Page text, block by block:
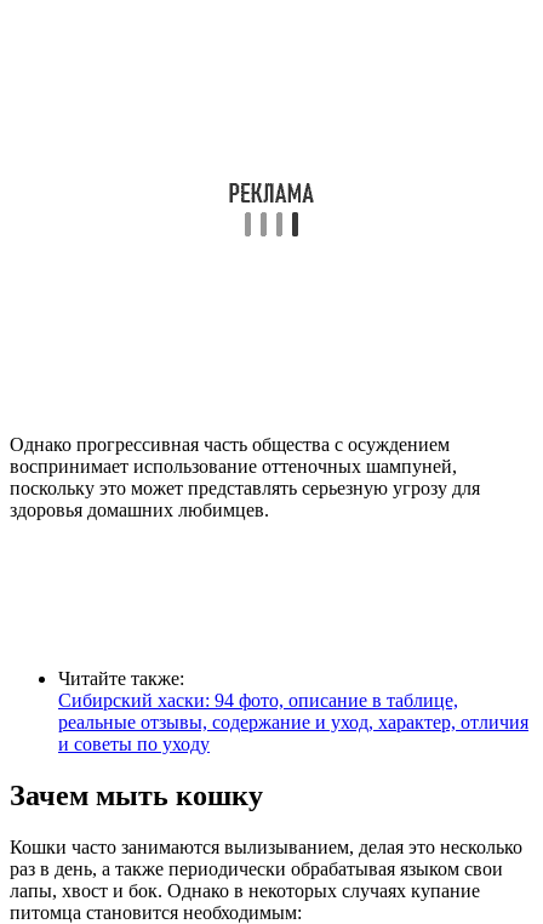
Однако прогрессивная часть общества с осуждением
воспринимает использование оттеночных шампуней,
поскольку это может представлять серьезную угрозу для
здоровья домашних любимцев.
Читайте также:
Сибирский хаски: 94 фото, описание в таблице,
реальные отзывы, содержание и уход, характер, отличия
и советы по уходу
Зачем мыть кошку
Кошки часто занимаются вылизыванием, делая это несколько
раз в день, а также периодически обрабатывая языком свои
лапы, хвост и бок. Однако в некоторых случаях купание
питомца становится необходимым: